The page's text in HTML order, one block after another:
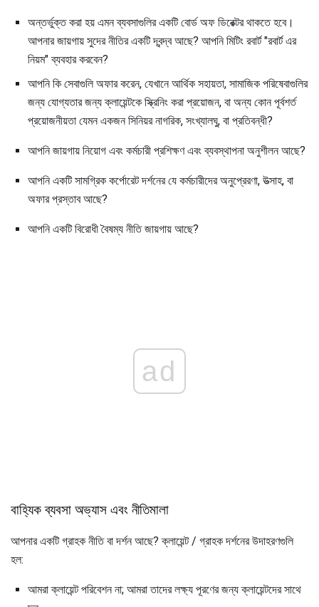
অন্তর্ভুক্ত করা হয় এমন ব্যবসাগুলির একটি বোর্ড অফ ডিরেক্টর থাকতে হবে।
আপনার জায়গায় সুদের নীতির একটি দ্বন্দ্ব আছে? আপনি মিটিং রবার্ট "রবার্ট এর
নিয়ম" ব্যবহার করবেন?
আপনি কি সেবাগুলি অফার করেন, যেখানে আর্থিক সহায়তা, সামাজিক পরিষেবাগুলির
জন্য যোগ্যতার জন্য ক্লায়েন্টকে স্ক্রিনিং করা প্রয়োজন, বা অন্য কোন পূর্বশর্ত
প্রয়োজনীয়তা যেমন একজন সিনিয়র নাগরিক, সংখ্যালঘু, বা প্রতিবন্ধী?
আপনি জায়গায় নিয়োগ এবং কর্মচারী প্রশিক্ষণ এবং ব্যবস্থাপনা অনুশীলন আছে?
আপনি একটি সামগ্রিক কর্পোরেট দর্শনের যে কর্মচারীদের অনুপ্রেরণা, উত্সাহ, বা
অফার প্রস্তাব আছে?
আপনি একটি বিরোধী বৈষম্য নীতি জায়গায় আছে?
ad
বাহ্যিক ব্যবসা অভ্যাস এবং নীতিমালা
আপনার একটি গ্রাহক নীতি বা দর্শন আছে? ক্লায়েন্ট / গ্রাহক দর্শনের উদাহরণগুলি
হল:
আমরা ক্লায়েন্ট পরিবেশন না; আমরা তাদের লক্ষ্য পূরণের জন্য ক্লায়েন্টদের সাথে